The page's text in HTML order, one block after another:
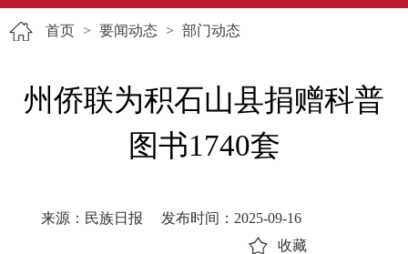
首页 > 要闻动态 > 部门动态
州侨联为积石山县捐赠科普
图书1740套
来源：民族日报
发布时间：2025-09-16
收藏